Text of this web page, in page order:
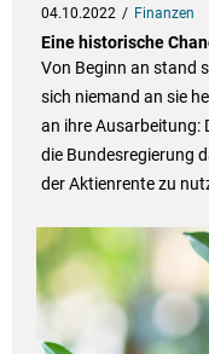
04.10.2022 Finanzen
Eine historische
Von Beginn an stand
sich niemand an sie
an ihre Ausarbeitung:
die Bundesregierung
der Aktienrente zu